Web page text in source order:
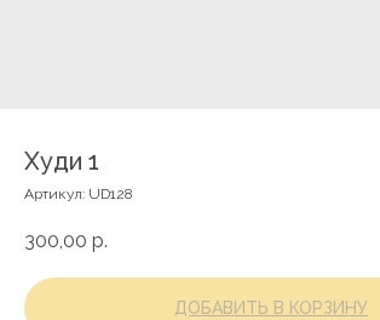
Худи 1
Артикул: UD128
300,00 р.
ДОБАВИТЬ В КОРЗИНУ